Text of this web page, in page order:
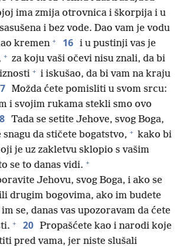
ima zmija otrovnica i škorpija i u
i bez vode. Dao vam je vodu
kremen + 16 i u pustinji vas je
+ za koju vaši očevi nisu znali, da bi
+ i iskušao, da bi vam na kraju
Možda ćete pomisliti u svom srcu:
i svojim rukama stekli smo ovo
Tada se setite Jehove, svog Boga,
da stičete bogatstvo, + kako bi
je uz zakletvu sklopio s vašim
se to danas vidi. +
Jehovu, svog Boga, i ako se
drugim bogovima, ako im budete
se, danas vas upozoravam da ćete
+ 20 Propašćete kao i narodi koje
pred vama, jer niste slušali